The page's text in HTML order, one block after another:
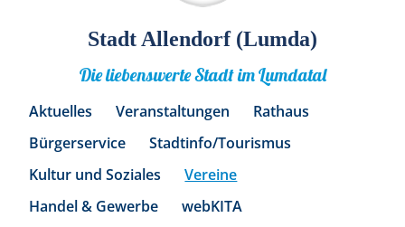
Stadt Allendorf (Lumda)
Die liebenswerte Stadt im Lumdatal
Aktuelles Veranstaltungen
Rathaus
Bürgerservice
Stadtinfo/Tourismus
Kultur und Soziales
Vereine
Handel & Gewerbe
webKITA